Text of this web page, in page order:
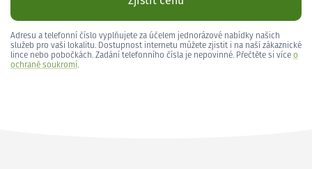
Adresu a telefonní číslo vyplňujete za účelem jednorázové nabídky našich
služeb pro vaši lokalitu. Dostupnost internetu můžete zjistit i na naší zákaznické
lince nebo pobočkách. Zadání telefonního čísla je nepovinné. Přečtěte si více o
ochraně soukromí.